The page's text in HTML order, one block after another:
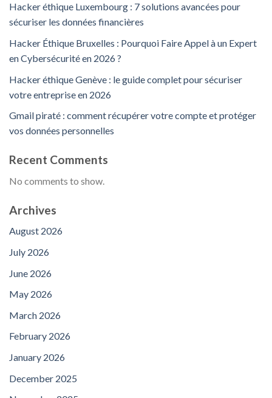
Hacker éthique Luxembourg : 7 solutions avancées pour
sécuriser les données financières
Hacker Éthique Bruxelles : Pourquoi Faire Appel à un Expert
en Cybersécurité en 2026 ?
Hacker éthique Genève : le guide complet pour sécuriser
votre entreprise en 2026
Gmail piraté : comment récupérer votre compte et protéger
vos données personnelles
Recent Comments
No comments to show.
Archives
August 2026
July 2026
June 2026
May 2026
March 2026
February 2026
January 2026
December 2025